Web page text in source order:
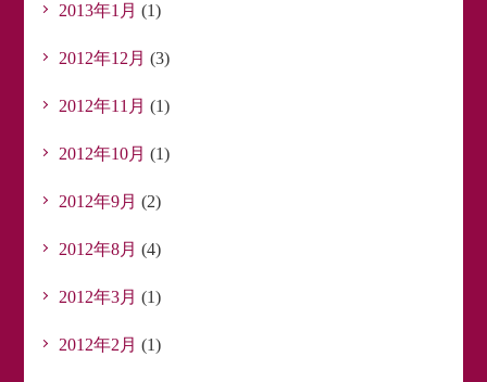
2013年1月 (1)
2012年12月 (3)
2012年11月 (1)
2012年10月 (1)
2012年9月 (2)
2012年8月 (4)
2012年3月 (1)
2012年2月 (1)